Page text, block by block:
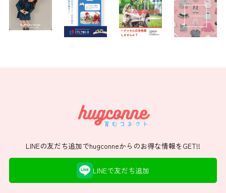
LINEの友だち追加でhugconneからのお得な情報をGET!!
LINEで友だち追加